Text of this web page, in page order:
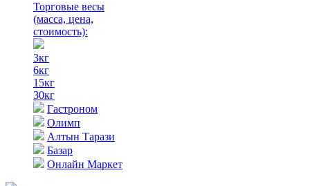
Торговые весы
(масса, цена,
стоимость):
3кг
6кг
15кг
30кг
Гастроном
Олимп
Алтын Тарази
Базар
Онлайн Маркет